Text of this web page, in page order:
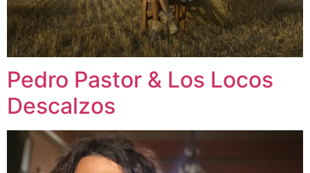
Pedro Pastor & Los Locos
Descalzos